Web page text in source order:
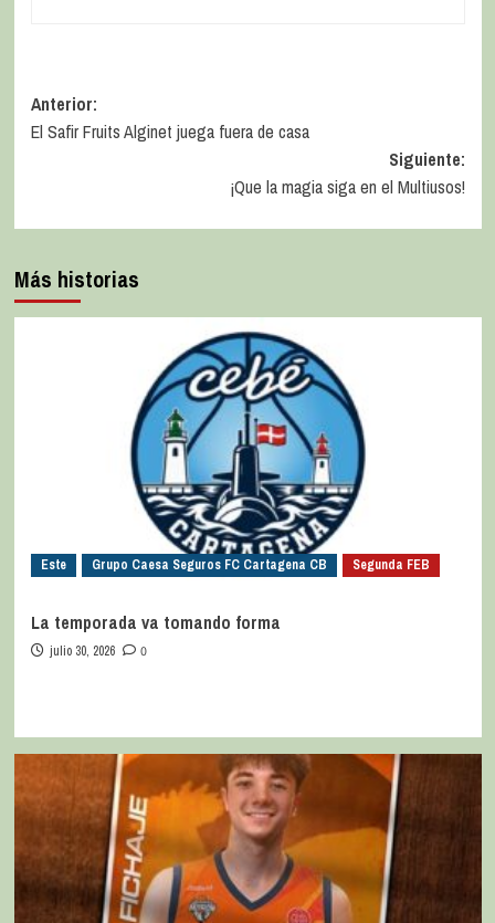
Anterior:
El Safir Fruits Alginet juega fuera de casa
Siguiente:
¡Que la magia siga en el Multiusos!
Más historias
Este Grupo Caesa Seguros FC Cartagena CB Segunda FEB
La temporada va tomando forma
julio 30, 2026 0